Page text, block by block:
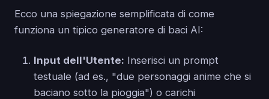
Ecco una spiegazione semplificata di come
funziona un tipico generatore di baci AI:
Input dell'Utente: Inserisci un prompt
testuale (ad es., "due personaggi anime che si
baciano sotto la pioggia") o carichi